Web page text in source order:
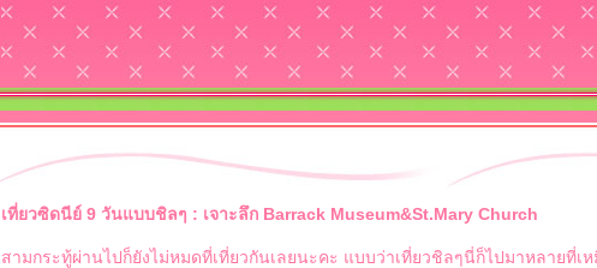
เที่ยวซิดนีย์ 9 วันแบบชิลๆ : เจาะลึก Barrack Museum&St.Mary Church
สามกระทู้ผ่านไปก็ยังไม่หมดที่เที่ยวกันเลยนะคะ แบบว่าเที่ยวชิลๆนี่ก็ไปมาหลายที่